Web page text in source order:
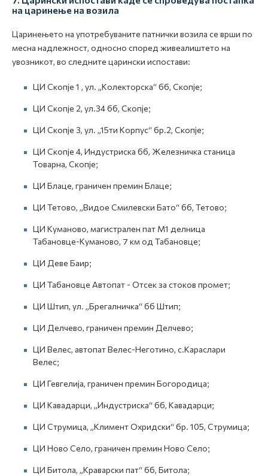
на царинење на возила
Царинењето на употребуваните патнички возила се врши по
месна надлежност, односно според живеалиштето на
увозникот, во следните царински испостави:
ЦИ Скопје 1 , ул. „Колекторска“ бб, Скопје;
ЦИ Скопје 2, ул.34 бб, Скопје;
ЦИ Скопје 3, ул. „15ти Корпус“ бр.2, Скопје;
ЦИ Скопје 4, Индустриска бб, Железничка станица
Товарна, Скопје;
ЦИ Блаце, граничен премин Блаце;
ЦИ Тетово, „Видое Смилевски Бато“ бб, Тетово;
ЦИ Куманово, магистрален пат М1 делница
Табановце-Куманово, 7 км од Табановце;
ЦИ Деве Баир;
ЦИ Табановце Автопат - Отсек за стоков промет;
ЦИ Штип, ул. „Брегалничка“ бб Штип;
ЦИ Делчево, граничен премин Делчево;
ЦИ Велес, автопат Велес-Неготино, с.Караслари
Велес;
ЦИ Гевгелија, граничен премин Богородица;
ЦИ Кавадарци, „Индустриска“ бб, Кавадарци;
ЦИ Струмица, „Климент Охридски“ бр. 105, Струмица;
ЦИ Ново Село, граничен премин Ново Село;
ЦИ Битола, „Краварски пат“ бб, Битола;